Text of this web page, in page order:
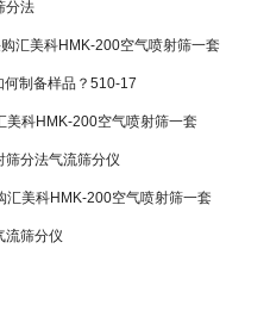
分法
汇美科HMK-200空气喷射筛一套
何制备样品？510-17
美科HMK-200空气喷射筛一套
分法气流筛分仪
美科HMK-200空气喷射筛一套
流筛分仪